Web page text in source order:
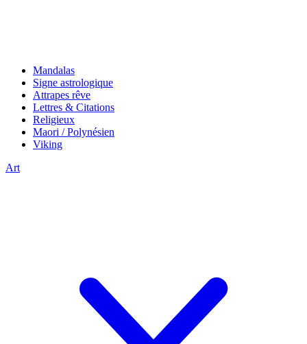
Mandalas
Signe astrologique
Attrapes rêve
Lettres & Citations
Religieux
Maori / Polynésien
Viking
Art